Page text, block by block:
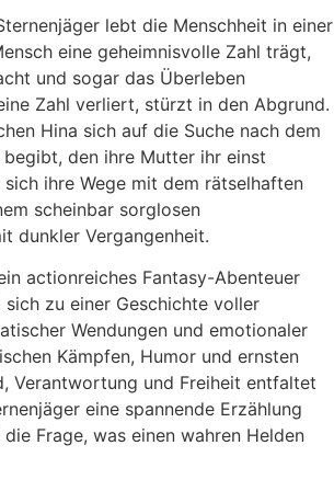
lebt die Menschheit in einer
eine geheimnisvolle Zahl trägt,
und sogar das Überleben
Zahl verliert, stürzt in den Abgrund.
Hina sich auf die Suche nach dem
begibt, den ihre Mutter ihr einst
ihre Wege mit dem rätselhaften
scheinbar sorglosen
dunkler Vergangenheit.
actionreiches Fantasy-Abenteuer
zu einer Geschichte voller
Wendungen und emotionaler
Kämpfen, Humor und ernsten
Verantwortung und Freiheit entfaltet
eine spannende Erzählung
Frage, was einen wahren Helden